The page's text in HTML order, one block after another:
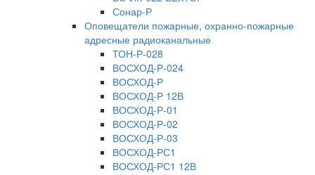
Сонар-Р
Оповещатели пожарные, охранно-пожарные
адресные радиоканальные
ТОН-Р-028
ВОСХОД-Р-024
ВОСХОД-Р
ВОСХОД-Р 12В
ВОСХОД-Р-01
ВОСХОД-Р-02
ВОСХОД-Р-03
ВОСХОД-РС1
ВОСХОД-РС1 12В